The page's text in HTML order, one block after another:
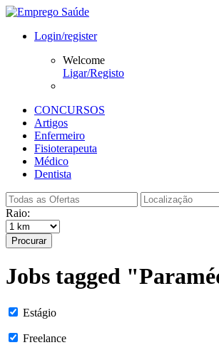
Login/register
Welcome
Ligar/Registo
CONCURSOS
Artigos
Enfermeiro
Fisioterapeuta
Médico
Dentista
Raio:
Procurar
Jobs tagged
Estágio
Freelance